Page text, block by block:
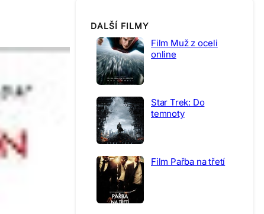
DALŠÍ FILMY
Film Muž z oceli
online
Star Trek: Do
temnoty
Film Pařba na třetí